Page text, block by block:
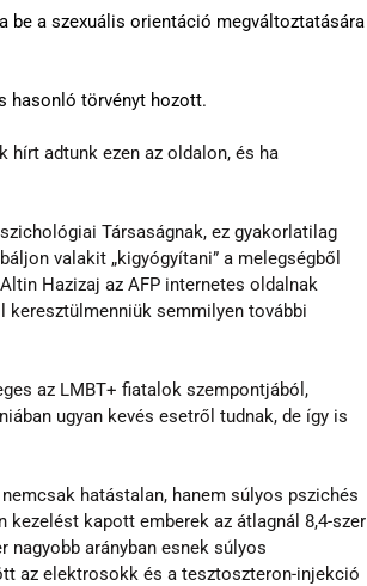
a szexuális orientáció megváltoztatására
hasonló törvényt hozott.
hírt adtunk ezen az oldalon, és ha
Társaságnak, ez gyakorlatilag
valakit „kigyógyítani” a melegségből
Hazizaj az AFP internetes oldalnak
keresztülmenniük semmilyen további
az LMBT+ fiatalok szempontjából,
ugyan kevés esetről tudnak, de így is
hatástalan, hanem súlyos pszichés
kapott emberek az átlagnál 8,4-szer
nagyobb arányban esnek súlyos
az elektrosokk és a tesztoszteron-injekció